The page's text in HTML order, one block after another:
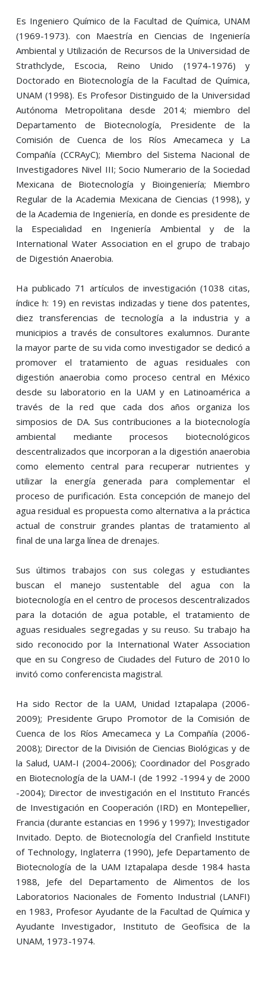
Es Ingeniero Químico de la Facultad de Química, UNAM
(1969-1973). con Maestría en Ciencias de Ingeniería
Ambiental y Utilización de Recursos de la Universidad de
Strathclyde, Escocia, Reino Unido (1974-1976) y
Doctorado en Biotecnología de la Facultad de Química,
UNAM (1998). Es Profesor Distinguido de la Universidad
Autónoma Metropolitana desde 2014; miembro del
Departamento de Biotecnología, Presidente de la
Comisión de Cuenca de los Ríos Amecameca y La
Compañía (CCRAyC); Miembro del Sistema Nacional de
Investigadores Nivel III; Socio Numerario de la Sociedad
Mexicana de Biotecnología y Bioingeniería; Miembro
Regular de la Academia Mexicana de Ciencias (1998), y
de la Academia de Ingeniería, en donde es presidente de
la Especialidad en Ingeniería Ambiental y de la
International Water Association en el grupo de trabajo
de Digestión Anaerobia.
Ha publicado 71 artículos de investigación (1038 citas,
índice h: 19) en revistas indizadas y tiene dos patentes,
diez transferencias de tecnología a la industria y a
municipios a través de consultores exalumnos. Durante
la mayor parte de su vida como investigador se dedicó a
promover el tratamiento de aguas residuales con
digestión anaerobia como proceso central en México
desde su laboratorio en la UAM y en Latinoamérica a
través de la red que cada dos años organiza los
simposios de DA. Sus contribuciones a la biotecnología
ambiental mediante procesos biotecnológicos
descentralizados que incorporan a la digestión anaerobia
como elemento central para recuperar nutrientes y
utilizar la energía generada para complementar el
proceso de purificación. Esta concepción de manejo del
agua residual es propuesta como alternativa a la práctica
actual de construir grandes plantas de tratamiento al
final de una larga línea de drenajes.
Sus últimos trabajos con sus colegas y estudiantes
buscan el manejo sustentable del agua con la
biotecnología en el centro de procesos descentralizados
para la dotación de agua potable, el tratamiento de
aguas residuales segregadas y su reuso. Su trabajo ha
sido reconocido por la International Water Association
que en su Congreso de Ciudades del Futuro de 2010 lo
invitó como conferencista magistral.
Ha sido Rector de la UAM, Unidad Iztapalapa (2006-
2009); Presidente Grupo Promotor de la Comisión de
Cuenca de los Ríos Amecameca y La Compañía (2006-
2008); Director de la División de Ciencias Biológicas y de
la Salud, UAM-I (2004-2006); Coordinador del Posgrado
en Biotecnología de la UAM-I (de 1992 -1994 y de 2000
-2004); Director de investigación en el Instituto Francés
de Investigación en Cooperación (IRD) en Montepellier,
Francia (durante estancias en 1996 y 1997); Investigador
Invitado. Depto. de Biotecnología del Cranfield Institute
of Technology, Inglaterra (1990), Jefe Departamento de
Biotecnología de la UAM Iztapalapa desde 1984 hasta
1988, Jefe del Departamento de Alimentos de los
Laboratorios Nacionales de Fomento Industrial (LANFI)
en 1983, Profesor Ayudante de la Facultad de Química y
Ayudante Investigador, Instituto de Geofísica de la
UNAM, 1973-1974.